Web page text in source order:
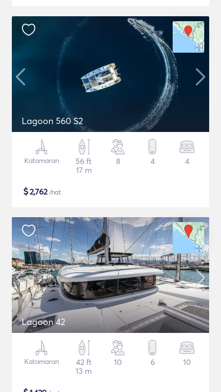
Lagoon 560 S2
Katamaran
56 ft
17 m
8 4 4
$2,762/nat
Lagoon 42
Katamaran
42 ft
13 m
10 6 10